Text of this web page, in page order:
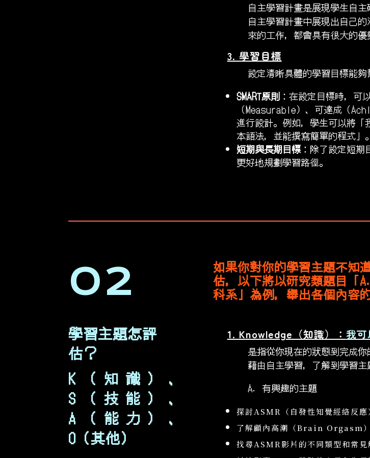
自主學習計畫是展現學生自
自主學習計畫中展現出自己
來的工作，都會具有很大的優
3. 學習目標
設定清晰具體的學習目標能
SMART原則：在設定目標時，可
（Measurable）、可達成（
進行設計。例如，學生可以將
本語法，並能撰寫簡單的程式」。
短期與長期目標：除了設定短期
更好地規劃學習路徑。
02
學習主題怎評
估？
K（知識）、
S（技能）、
A（能力）、
O（其他）
如果你對你的學習主題不知
估，以下將以研究類題目
科系」為例，舉出各個內容
1. Knowledge（知識）： 我可
是指從你現在的狀態到完成
藉由自主學習，了解到學習
A. 有興趣的主題
探討ASMR（自發性知覺經絡反應
了解顱內高潮（Brain Orgasm）
找尋ASMR影片的不同類型和常見